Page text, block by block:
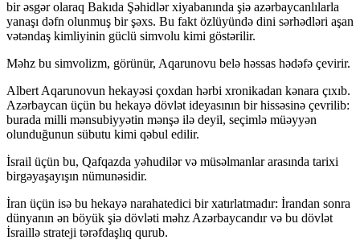
bir əsgər olaraq Bakıda Şəhidlər xiyabanında şiə azərbaycanlılarla
yanaşı dəfn olunmuş bir şəxs. Bu fakt özlüyündə dini sərhədləri aşan
vətəndaş kimliyinin güclü simvolu kimi göstərilir.
Məhz bu simvolizm, görünür, Aqarunovu belə həssas hədəfə çevirir.
Albert Aqarunovun hekayəsi çoxdan hərbi xronikadan kənara çıxıb.
Azərbaycan üçün bu hekayə dövlət ideyasının bir hissəsinə çevrilib:
burada milli mənsubiyyətin mənşə ilə deyil, seçimlə müəyyən
olunduğunun sübutu kimi qəbul edilir.
İsrail üçün bu, Qafqazda yəhudilər və müsəlmanlar arasında tarixi
birgəyaşayışın nümunəsidir.
İran üçün isə bu hekayə narahatedici bir xatırlatmadır: İrandan sonra
dünyanın ən böyük şiə dövləti məhz Azərbaycandır və bu dövlət
İsraillə strateji tərəfdaşlıq qurub.